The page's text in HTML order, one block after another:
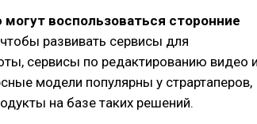
могут воспользоваться сторонние
чтобы развивать сервисы для
сервисы по редактированию видео
модели популярны у страртаперов,
на базе таких решений.